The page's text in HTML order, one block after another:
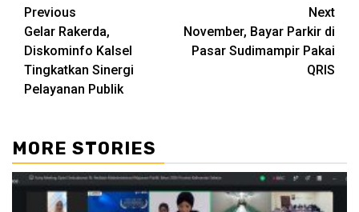
Continue
Reading
Previous
Gelar Rakerda,
Diskominfo Kalsel
Tingkatkan Sinergi
Pelayanan Publik
Next
November, Bayar Parkir di
Pasar Sudimampir Pakai
QRIS
MORE STORIES